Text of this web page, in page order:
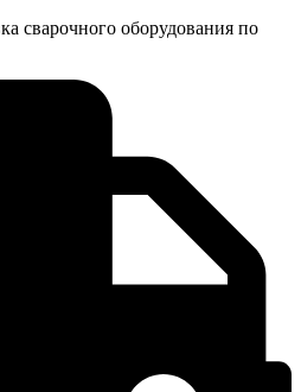
сварочного оборудования по